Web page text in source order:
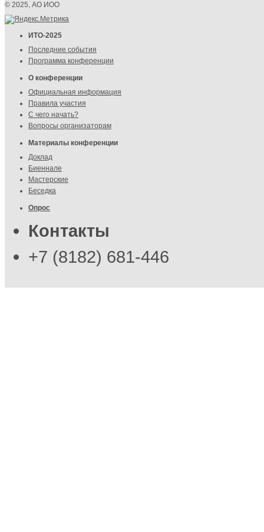
© 2025, АО ИОО
ИТО-2025
Последние события
Программа конференции
О конференции
Официальная информация
Правила участия
С чего начать?
Вопросы организаторам
Материалы конференции
Доклад
Биеннале
Мастерские
Беседка
Опрос
Контакты
+7 (8182) 681-446